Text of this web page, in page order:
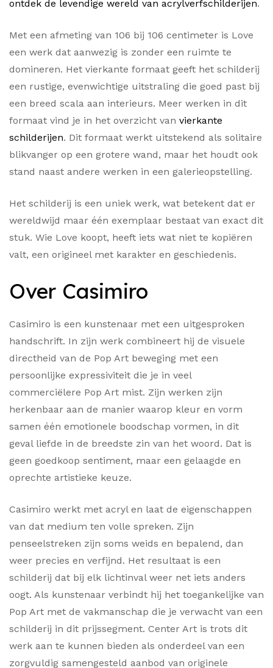
ontdek de levendige wereld van acrylverfschilderijen.
Met een afmeting van 106 bij 106 centimeter is Love
een werk dat aanwezig is zonder een ruimte te
domineren. Het vierkante formaat geeft het schilderij
een rustige, evenwichtige uitstraling die goed past bij
een breed scala aan interieurs. Meer werken in dit
formaat vind je in het overzicht van vierkante
schilderijen. Dit formaat werkt uitstekend als solitaire
blikvanger op een grotere wand, maar het houdt ook
stand naast andere werken in een galerieopstelling.
Het schilderij is een uniek werk, wat betekent dat er
wereldwijd maar één exemplaar bestaat van exact dit
stuk. Wie Love koopt, heeft iets wat niet te kopiëren
valt, een origineel met karakter en geschiedenis.
Over Casimiro
Casimiro is een kunstenaar met een uitgesproken
handschrift. In zijn werk combineert hij de visuele
directheid van de Pop Art beweging met een
persoonlijke expressiviteit die je in veel
commerciëlere Pop Art mist. Zijn werken zijn
herkenbaar aan de manier waarop kleur en vorm
samen één emotionele boodschap vormen, in dit
geval liefde in de breedste zin van het woord. Dat is
geen goedkoop sentiment, maar een gelaagde en
oprechte artistieke keuze.
Casimiro werkt met acryl en laat de eigenschappen
van dat medium ten volle spreken. Zijn
penseelstreken zijn soms weids en bepalend, dan
weer precies en verfijnd. Het resultaat is een
schilderij dat bij elk lichtinval weer net iets anders
oogt. Als kunstenaar verbindt hij het toegankelijke van
Pop Art met de vakmanschap die je verwacht van een
schilderij in dit prijssegment. Center Art is trots dit
werk aan te kunnen bieden als onderdeel van een
zorgvuldig samengesteld aanbod van originele